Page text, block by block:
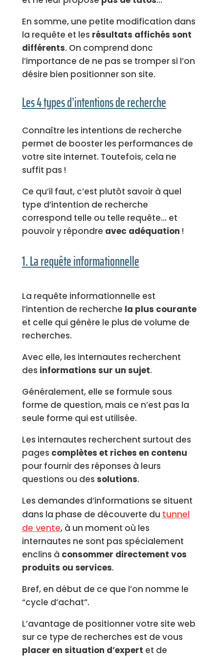
En somme, une petite modification dans
la requête et les résultats affichés sont
différents. On comprend donc
l’importance de ne pas se tromper si l’on
désire bien positionner son site.
Les 4 types d’intentions de recherche
Connaître les intentions de recherche
permet de booster les performances de
votre site internet. Toutefois, cela ne
suffit pas !
Ce qu’il faut, c’est plutôt savoir à quel
type d’intention de recherche
correspond telle ou telle requête… et
pouvoir y répondre avec adéquation !
1. La requête informationnelle
La requête informationnelle est
l’intention de recherche la plus courante
et celle qui génère le plus de volume de
recherches.
Avec elle, les internautes recherchent
des informations sur un sujet.
Généralement, elle se formule sous
forme de question, mais ce n’est pas la
seule forme qui est utilisée.
Les internautes recherchent surtout des
pages complètes et riches en contenu
pour fournir des réponses à leurs
questions ou des solutions.
Les demandes d’informations se situent
dans la phase de découverte du tunnel
de vente, à un moment où les
internautes ne sont pas spécialement
enclins à consommer directement vos
produits ou services.
Bref, en début de ce que l’on nomme le
“cycle d’achat”.
L’avantage de positionner votre site web
sur ce type de recherches est de vous
placer en situation d’expert et de